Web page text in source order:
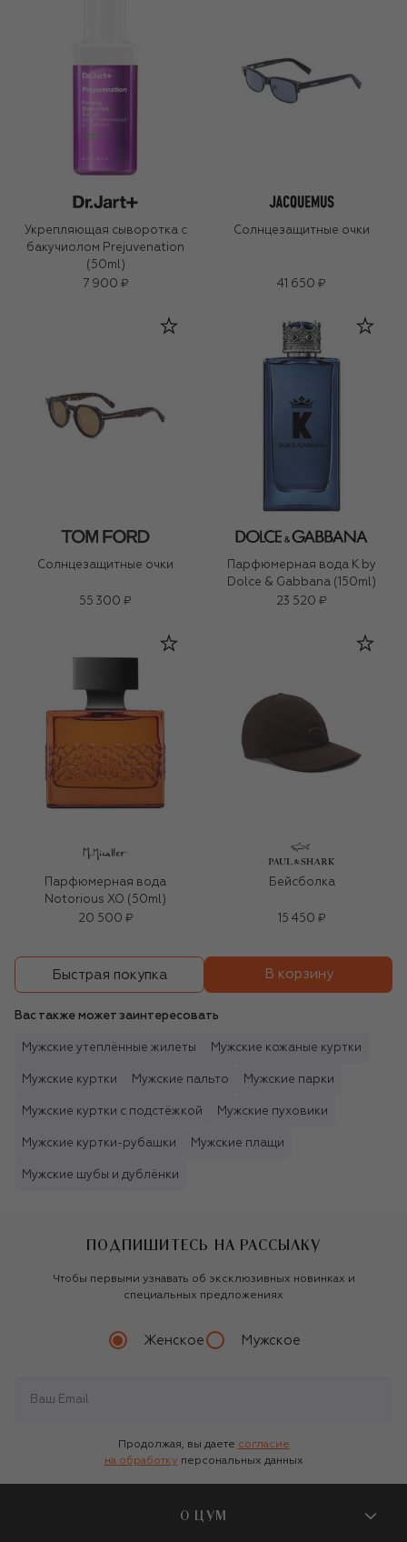
Укрепляющая сыворотка с
бакучиолом Prejuvenation
(50ml)
7 900 ₽
Солнцезащитные очки
41 650 ₽
Солнцезащитные очки
55 300 ₽
Парфюмерная вода K by
Dolce & Gabbana (150ml)
23 520 ₽
Парфюмерная вода
Notorious XO (50ml)
20 500 ₽
Бейсболка
15 450 ₽
Быстрая покупка В корзину
Вас также может заинтересовать
Мужские утеплённые жилеты Мужские кожаные куртки
Мужские куртки Мужские пальто Мужские парки
Мужские куртки с подстёжкой Мужские пуховики
Мужские куртки-рубашки Мужские плащи
Мужские шубы и дублёнки
ПОДПИШИТЕСЬ НА РАССЫЛКУ
Чтобы первыми узнавать об эксклюзивных новинках и
специальных предложениях
Женское Мужское
Продолжая, вы даете согласие
на обработку персональных данных
О ЦУМ